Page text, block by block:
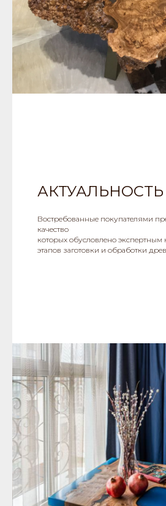
АКТУАЛЬНОСТЬ
Востребованные покупателями
качество
которых обусловлено экспертным
этапов заготовки и обработки